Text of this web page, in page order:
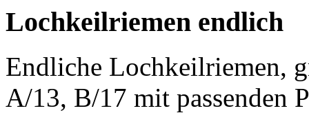
Lochkeilriemen endlich
Endliche Lochkeilriemen,
A/13, B/17 mit passenden